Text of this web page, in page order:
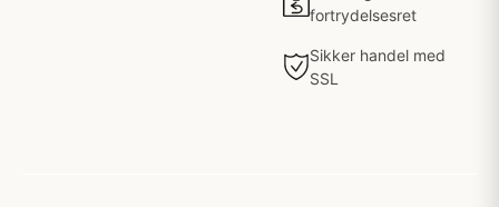
fortrydelsesret
Sikker handel med
SSL